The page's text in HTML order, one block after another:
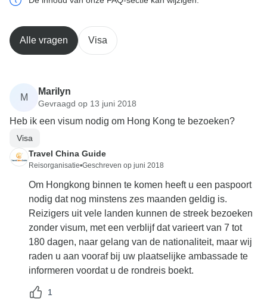
Alle vragen Visa
M
Marilyn
Gevraagd op 13 juni 2018
Heb ik een visum nodig om Hong Kong te bezoeken?
Visa
Travel China Guide
Reisorganisatie•Geschreven op juni 2018
Om Hongkong binnen te komen heeft u een paspoort
nodig dat nog minstens zes maanden geldig is.
Reizigers uit vele landen kunnen de streek bezoeken
zonder visum, met een verblijf dat varieert van 7 tot
180 dagen, naar gelang van de nationaliteit, maar wij
raden u aan vooraf bij uw plaatselijke ambassade te
informeren voordat u de rondreis boekt.
1